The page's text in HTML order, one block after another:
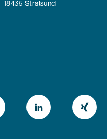
18435 Stralsund